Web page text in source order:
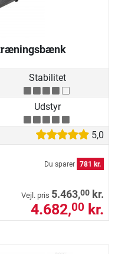
Stabilitet
Udstyr
5,0
Du sparer 781 kr.
Vejl. pris 5.463,00 kr.
4.682,00 kr.